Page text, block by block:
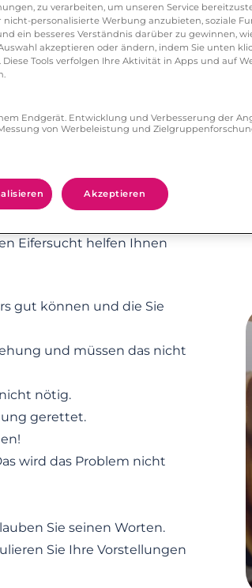
Ist Ihr
gefährlich werden kann.
weil Sie wissen: Sie sind
Selbstwertgefühl und
Eifersucht helfen Ihnen
gut können und die Sie
und müssen das nicht
nötig.
gerettet.
wird das Problem nicht
Sie seinen Worten.
Sie Ihre Vorstellungen
zu verarbeiten, um unseren Service
personalisierte Werbung anzubieten, soziale
ein besseres Verständnis darüber zu gewinnen,
akzeptieren oder ändern, indem Sie unten
Tools verfolgen Ihre Aktivität in Apps und auf
Endgerät. Entwicklung und Verbesserung der
von Werbeleistung und
Akzeptieren